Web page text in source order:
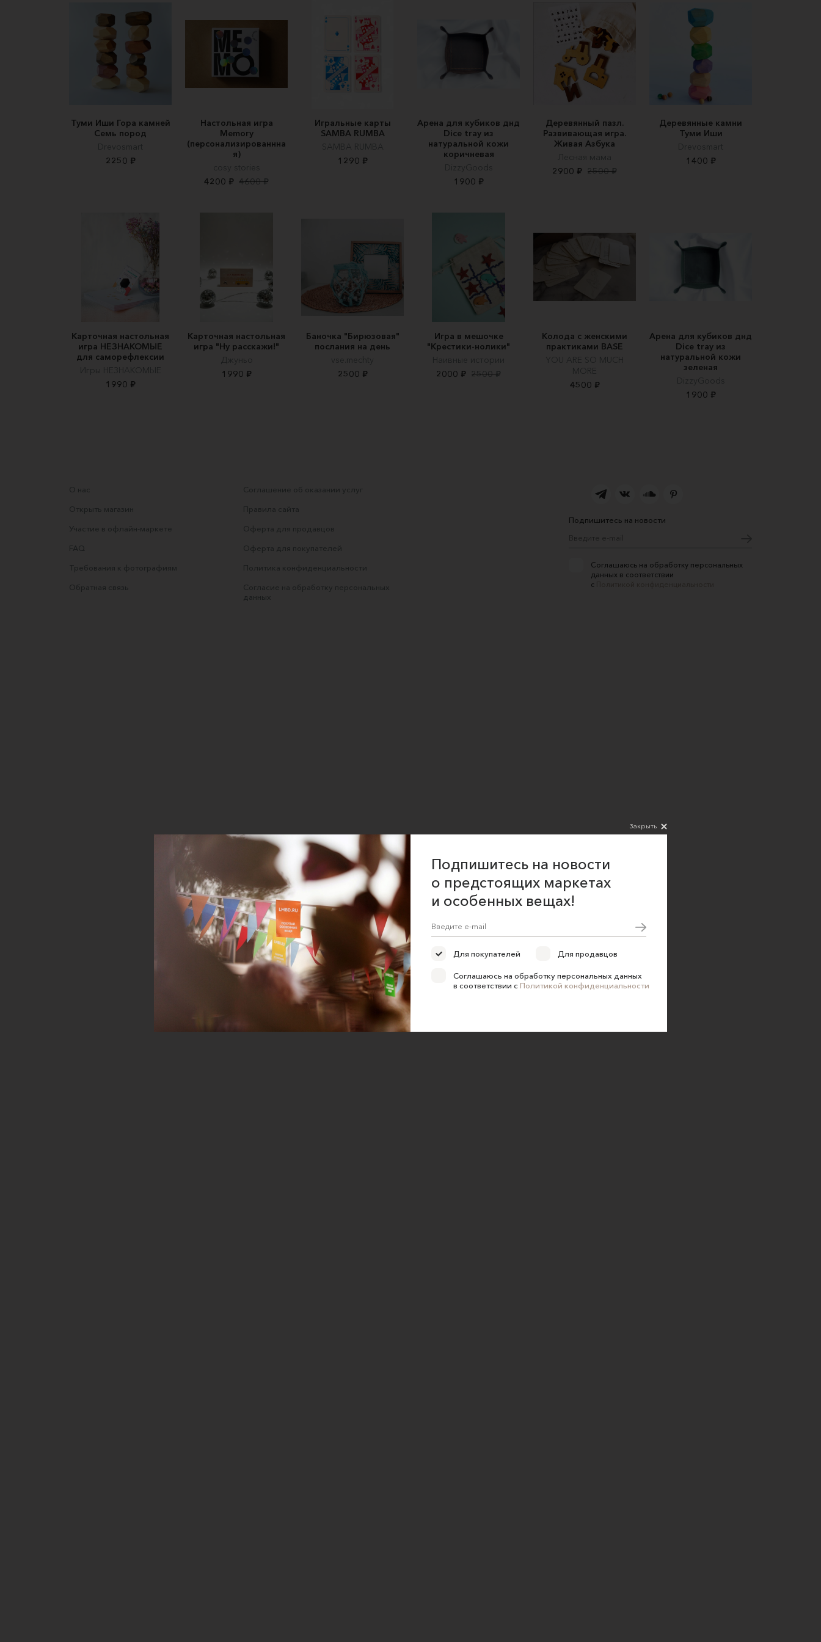
Туми Иши Гора камней
Семь пород
Drevosmart
2250 ₽
Настольная игра
Memory
(персонализированнна
я)
cosy stories
4200 ₽ 4600 ₽
Игральные карты
SAMBA RUMBA
SAMBA RUMBA
1290 ₽
Арена для кубиков днд
Dice tray из
натуральной кожи
коричневая
DizzyGoods
1900 ₽
Деревянный пазл.
Развивающая игра.
Живая Азбука
Лесная мама
2900 ₽ 2500 ₽
Деревянные камни
Туми Иши
Drevosmart
1400 ₽
Карточная настольная
игра НЕЗНАКОМЫЕ
для саморефлексии
Игры НЕЗНАКОМЫЕ
1990 ₽
Карточная настольная
игра "Ну расскажи!"
Джуньо
1990 ₽
Баночка "Бирюзовая"
послания на день
vse.mechty
2500 ₽
Игра в мешочке
"Крестики-нолики"
Наивные истории
2000 ₽ 2500 ₽
Колода с женскими
практиками BASE
YOU ARE SO MUCH
MORE
4500 ₽
Арена для кубиков днд
Dice tray из
натуральной кожи
зеленая
DizzyGoods
1900 ₽
О нас
Открыть магазин
Участие в офлайн-маркете
FAQ
Требования к фотографиям
Обратная связь
Соглашение об оказании услуг
Правила сайта
Оферта для продавцов
Оферта для покупателей
Политика конфиденциальности
Согласие на обработку персональных
данных
Подпишитесь на новости
Соглашаюсь на обработку персональных
данных в соответствии
с
Закрыть
Подпишитесь на новости
о предстоящих маркетах
и особенных вещах!
Для покупателей Для продавцов
Соглашаюсь на обработку персональных данных
в соответствии с Политикой конфиденциальности